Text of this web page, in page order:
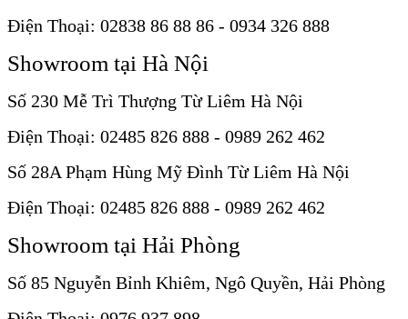
Điện Thoại: 02838 86 88 86 - 0934 326 888
Showroom tại Hà Nội
Số 230 Mễ Trì Thượng Từ Liêm Hà Nội
Điện Thoại: 02485 826 888 - 0989 262 462
Số 28A Phạm Hùng Mỹ Đình Từ Liêm Hà Nội
Điện Thoại: 02485 826 888 - 0989 262 462
Showroom tại Hải Phòng
Số 85 Nguyễn Bỉnh Khiêm, Ngô Quyền, Hải Phòng